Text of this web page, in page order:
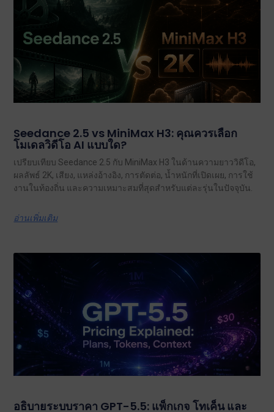
Seedance 2.5 vs MiniMax H3: คุณควรเลือก
โมเดลวิดีโอ AI แบบใด?
เปรียบเทียบ Seedance 2.5 กับ MiniMax H3 ในด้านความยาววิดีโอ,
ผลลัพธ์ 2K, เสียง, แหล่งอ้างอิง, การตัดต่อ, น้ำหนักที่เปิดเผย, การใช้
งานในท้องถิ่น และความเหมาะสมที่สุดสำหรับแต่ละรุ่นในปัจจุบัน.
อ่านเพิ่มเติม
อธิบายระบบราคา GPT-5.5: แพ็กเกจ โทเค็น และ